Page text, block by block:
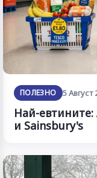
ПОЛЕЗНО 5 Август
Най-
и Sainsbury's